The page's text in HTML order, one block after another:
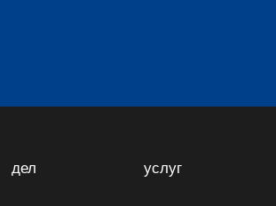
дел услуг